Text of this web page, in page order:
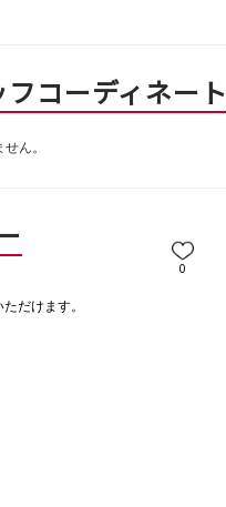
0
コーディネート
ん。
だけます。